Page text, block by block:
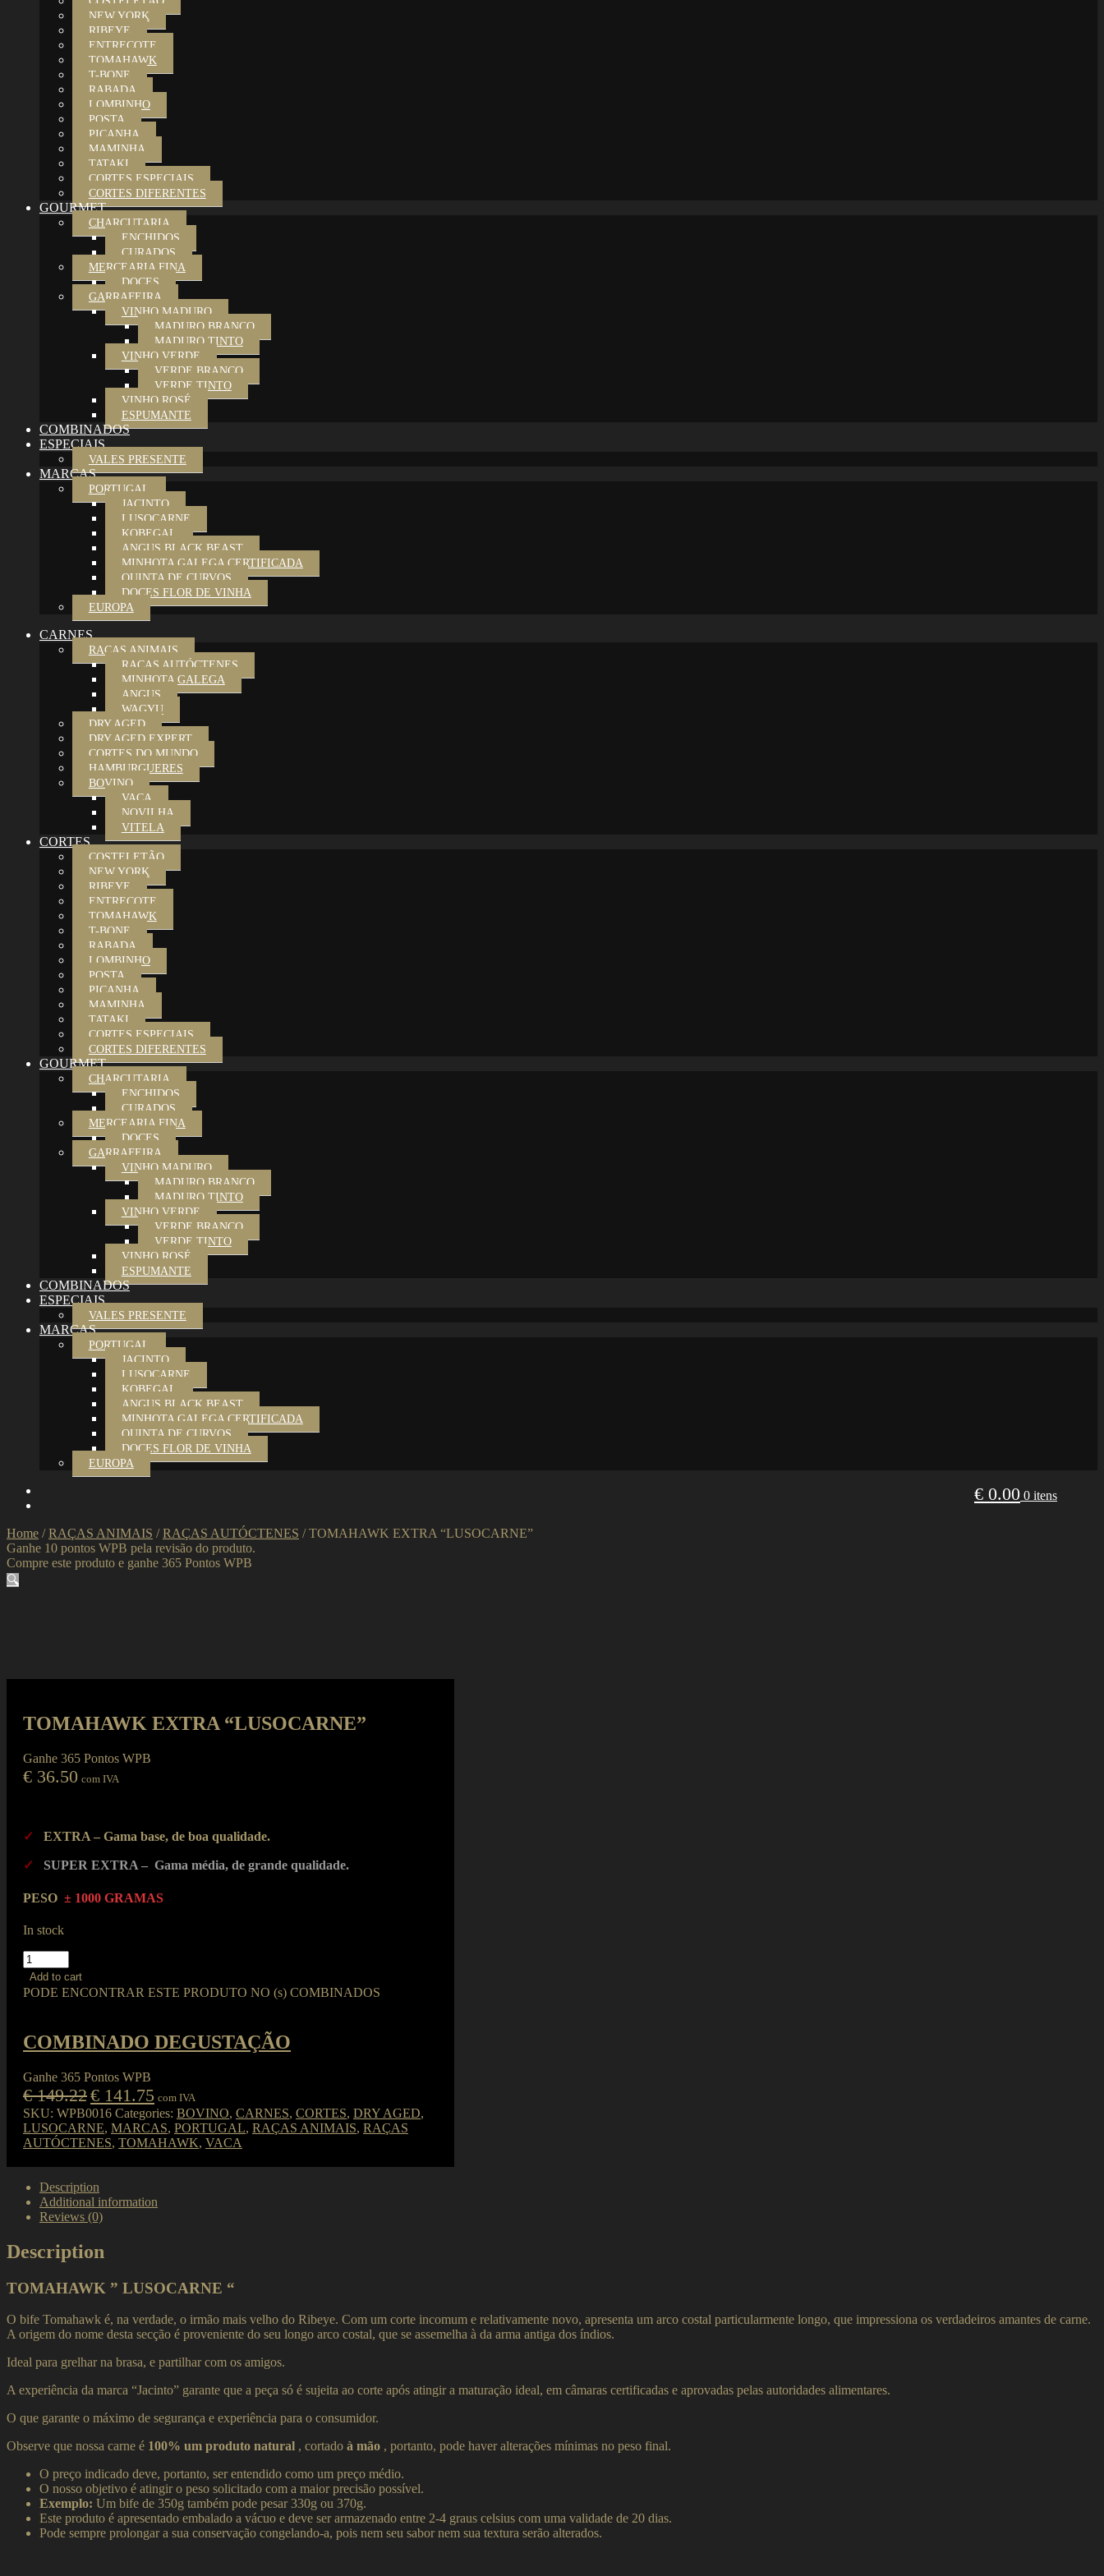
NEW YORK
RIBEYE
ENTRECOTE
TOMAHAWK
T-BONE
RABADA
LOMBINHO
POSTA
PICANHA
MAMINHA
TATAKI
CORTES ESPECIAIS
CORTES DIFERENTES
GOURMET
CHARCUTARIA
ENCHIDOS
CURADOS
MERCEARIA FINA
DOCES
GARRAFEIRA
VINHO MADURO
MADURO BRANCO
MADURO TINTO
VINHO VERDE
VERDE BRANCO
VERDE TINTO
VINHO ROSÉ
ESPUMANTE
COMBINADOS
ESPECIAIS
VALES PRESENTE
MARCAS
PORTUGAL
JACINTO
LUSOCARNE
KOBEGAL
ANGUS BLACK BEAST
MINHOTA GALEGA CERTIFICADA
QUINTA DE CURVOS
DOCES FLOR DE VINHA
EUROPA
CARNES
RAÇAS ANIMAIS
RAÇAS AUTÓCTENES
MINHOTA GALEGA
ANGUS
WAGYU
DRY AGED
DRY AGED EXPERT
CORTES DO MUNDO
HAMBURGUERES
BOVINO
VACA
NOVILHA
VITELA
CORTES
COSTELETÃO
NEW YORK
RIBEYE
ENTRECOTE
TOMAHAWK
T-BONE
RABADA
LOMBINHO
POSTA
PICANHA
MAMINHA
TATAKI
CORTES ESPECIAIS
CORTES DIFERENTES
GOURMET
CHARCUTARIA
ENCHIDOS
CURADOS
MERCEARIA FINA
DOCES
GARRAFEIRA
VINHO MADURO
MADURO BRANCO
MADURO TINTO
VINHO VERDE
VERDE BRANCO
VERDE TINTO
VINHO ROSÉ
ESPUMANTE
COMBINADOS
ESPECIAIS
VALES PRESENTE
MARCAS
PORTUGAL
JACINTO
LUSOCARNE
KOBEGAL
ANGUS BLACK BEAST
MINHOTA GALEGA CERTIFICADA
QUINTA DE CURVOS
DOCES FLOR DE VINHA
EUROPA
€ 0.00 0 itens
Home /RAÇAS ANIMAIS /RAÇAS AUTÓCTENES /TOMAHAWK EXTRA “LUSOCARNE”
Ganhe 10 pontos WPB pela revisão do produto.
Compre este produto e ganhe 365 Pontos WPB
🔍
TOMAHAWK EXTRA “LUSOCARNE”
Ganhe 365 Pontos WPB
€ 36.50 com IVA
✓ EXTRA – Gama base, de boa qualidade.
✓ SUPER EXTRA – Gama média, de grande qualidade.
PESO ± 1000 GRAMAS
In stock
TOMAHAWK
EXTRA
"LUSOCARNE"
quantity
Add to cart
PODE ENCONTRAR ESTE PRODUTO NO (s) COMBINADOS
COMBINADO DEGUSTAÇÃO
Ganhe 365 Pontos WPB
€149.22€ 141.75 com IVA
SKU: WPB0016 Categories: BOVINO, CARNES, CORTES, DRY AGED,
LUSOCARNE, MARCAS, PORTUGAL, RAÇAS ANIMAIS, RAÇAS
AUTÓCTENES, TOMAHAWK, VACA
Description
Additional information
Reviews (0)
Description
TOMAHAWK ” LUSOCARNE “
O bife Tomahawk é, na verdade, o irmão mais velho do Ribeye. Com um corte incomum e relativamente novo, apresenta um arco costal particularmente longo, que impressiona os verdadeiros amantes de carne.
A origem do nome desta secção é proveniente do seu longo arco costal, que se assemelha à da arma antiga dos índios.
Ideal para grelhar na brasa, e partilhar com os amigos.
A experiência da marca “Jacinto” garante que a peça só é sujeita ao corte após atingir a maturação ideal, em câmaras certificadas e aprovadas pelas autoridades alimentares.
O que garante o máximo de segurança e experiência para o consumidor.
Observe que nossa carne é 100% um produto natural , cortado à mão , portanto, pode haver alterações mínimas no peso final.
O preço indicado deve, portanto, ser entendido como um preço médio.
O nosso objetivo é atingir o peso solicitado com a maior precisão possível.
Exemplo: Um bife de 350g também pode pesar 330g ou 370g.
Este produto é apresentado embalado a vácuo e deve ser armazenado entre 2-4 graus celsius com uma validade de 20 dias.
Pode sempre prolongar a sua conservação congelando-a, pois nem seu sabor nem sua textura serão alterados.